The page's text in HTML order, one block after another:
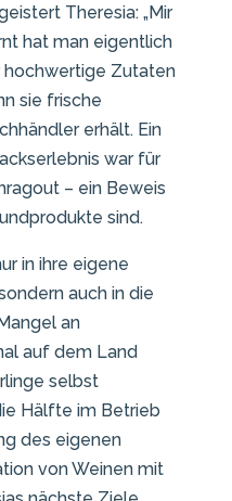
Theresia: „Mir
hat man eigentlich
hochwertige Zutaten
sie frische
erhält. Ein
war für
– ein Beweis
sind.
in ihre eigene
auch in die
an
auf dem Land
selbst
Hälfte im Betrieb
des eigenen
von Weinen mit